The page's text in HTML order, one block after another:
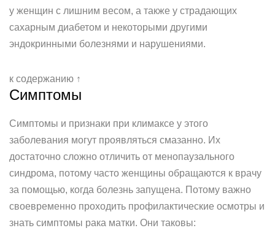
у женщин с лишним весом, а также у страдающих
сахарным диабетом и некоторыми другими
эндокринными болезнями и нарушениями.
к содержанию ↑
Симптомы
Симптомы и признаки при климаксе у этого
заболевания могут проявляться смазанно. Их
достаточно сложно отличить от менопаузального
синдрома, потому часто женщины обращаются к врачу
за помощью, когда болезнь запущена. Потому важно
своевременно проходить профилактические осмотры и
знать симптомы рака матки. Они таковы: